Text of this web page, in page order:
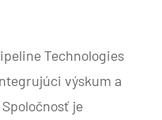
Technologies
výskum a
je